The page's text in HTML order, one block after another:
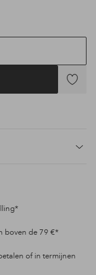
boven de 79 €*
of in termijnen